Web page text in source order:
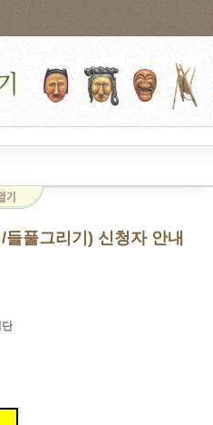
풀그리기) 신청자 안내